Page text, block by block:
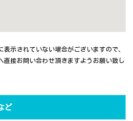
示されていない場合がございますので、
直接お問い合わせ頂きますようお願い致し
ど